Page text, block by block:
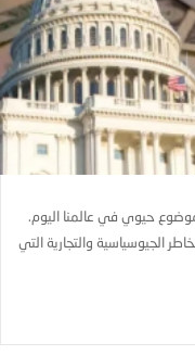
موضوع حيوي في عالمنا اليوم.
الجيوسياسية والتجارية التي